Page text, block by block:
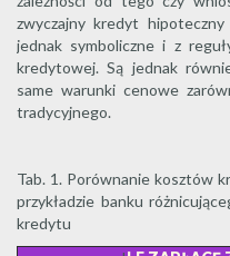
zwyczajny kredyt
jednak symboliczne i z
kredytowej. Są jednak
same warunki cenowe
tradycyjnego.
Tab. 1. Porównanie kosztów
przykładzie banku
kredytu